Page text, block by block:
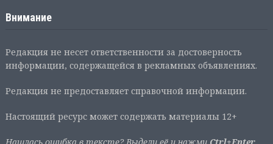
Внимание
Редакция не несет ответственности за достоверность
информации, содержащейся в рекламных объявлениях.
Редакция не предоставляет справочной информации.
Настоящий ресурс может содержать материалы 12+